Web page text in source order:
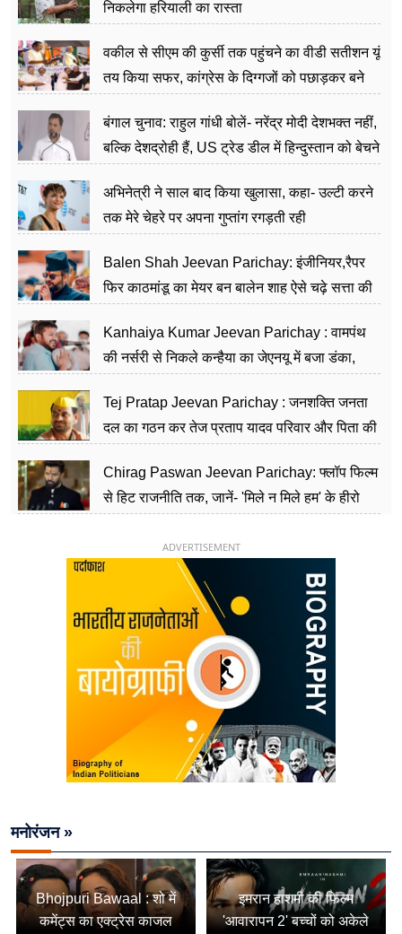
निकलेगा हरियाली का रास्ता
वकील से सीएम की कुर्सी तक पहुंचने का वीडी सतीशन यूं
तय किया सफर, कांग्रेस के दिग्गजों को पछाड़कर बने
बंगाल चुनाव: राहुल गांधी बोलें- नरेंद्र मोदी देशभक्त नहीं,
बल्कि देशद्रोही हैं, US ट्रेड डील में हिन्दुस्तान को बेचने
अभिनेत्री ने साल बाद किया खुलासा, कहा- उल्टी करने
तक मेरे चेहरे पर अपना गुप्तांग रगड़ती रही
Balen Shah Jeevan Parichay: इंजीनियर,रैपर
फिर काठमांडू का मेयर बन बालेन शाह ऐसे चढ़े सत्ता की
Kanhaiya Kumar Jeevan Parichay : वामपंथ
की नर्सरी से निकले कन्हैया का जेएनयू में बजा डंका,
Tej Pratap Jeevan Parichay : जनशक्ति जनता
दल का गठन कर तेज प्रताप यादव परिवार और पिता की
Chirag Paswan Jeevan Parichay: फ्लॉप फिल्म
से हिट राजनीति तक, जानें- 'मिले न मिले हम' के हीरो
ADVERTISEMENT
मनोरंजन »
Bhojpuri Bawaal : शो में
कमेंट्स का एक्ट्रेस काजल
इमरान हाशमी की फिल्म
'आवारापन 2' बच्चों को अकेले